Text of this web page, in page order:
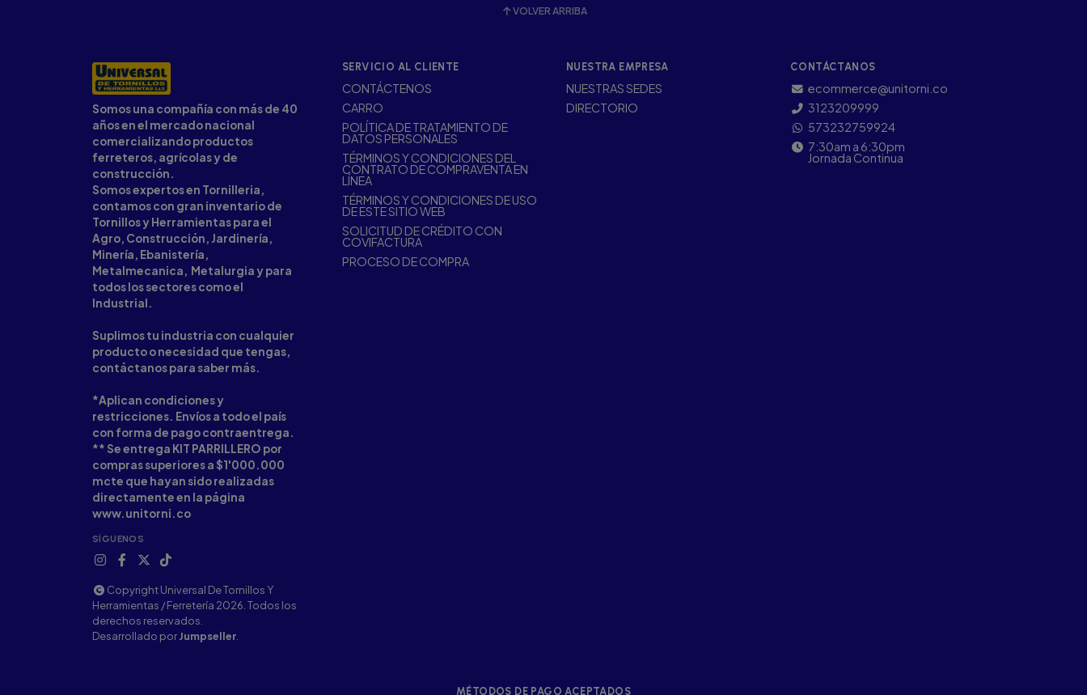
VOLVER ARRIBA
Somos una compañía con más de 40
años en el mercado nacional
comercializando productos
ferreteros, agrícolas y de
construcción.
Somos expertos en Tornilleria,
contamos con gran inventario de
Tornillos y Herramientas para el
Agro, Construcción, Jardinería,
Minería, Ebanistería,
Metalmecanica, Metalurgia y para
todos los sectores como el
Industrial.
Suplimos tu industria con cualquier
producto o necesidad que tengas,
contáctanos para saber más.
*Aplican condiciones y
restricciones. Envíos a todo el país
con forma de pago contraentrega.
** Se entrega KIT PARRILLERO por
compras superiores a $1'000.000
mcte que hayan sido realizadas
directamente en la página
www.unitorni.co
SÍGUENOS
Copyright Universal De Tornillos Y
Herramientas / Ferretería 2026. Todos los
derechos reservados.
Desarrollado porJumpseller
SERVICIO AL CLIENTE
CONTÁCTENOS
CARRO
POLÍTICA DE TRATAMIENTO DE
DATOS PERSONALES
TÉRMINOS Y CONDICIONES DEL
CONTRATO DE COMPRAVENTA EN
LÍNEA
TÉRMINOS Y CONDICIONES DE USO
DE ESTE SITIO WEB
SOLICITUD DE CRÉDITO CON
COVIFACTURA
PROCESO DE COMPRA
NUESTRA EMPRESA
NUESTRAS SEDES
DIRECTORIO
CONTÁCTANOS
ecommerce@unitorni.co
3123209999
573232759924
7:30am a 6:30pm
Jornada Continua
MÉTODOS DE PAGO ACEPTADOS